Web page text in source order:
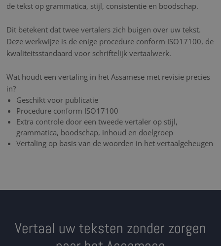
de tekst op grammatica, stijl, consistentie en boodschap.
Dit betekent dat twee vertalers zich buigen over uw tekst.
Deze werkwijze is de enige procedure conform ISO17100, de
kwaliteitsstandaard voor schriftelijk vertaalwerk.
Wat houdt een vertaling in het Assamese met revisie precies
in?
Geschikt voor publicatie
Procedure conform ISO17100
Extra controle door een tweede vertaler op stijl,
grammatica, boodschap, inhoud en doelgroep
Vertaling op basis van de woorden in het vertaalgeheugen
Vertaal uw teksten zonder zorgen